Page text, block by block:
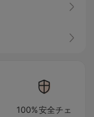
100%安全チェ